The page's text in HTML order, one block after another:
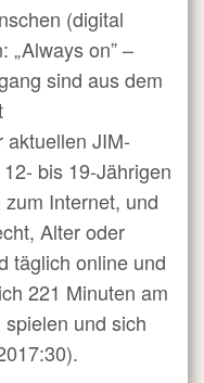
(digital
„Always on” –
sind aus dem
aktuellen JIM-
bis 19-Jährigen
Internet, und
Alter oder
täglich online und
221 Minuten am
und sich